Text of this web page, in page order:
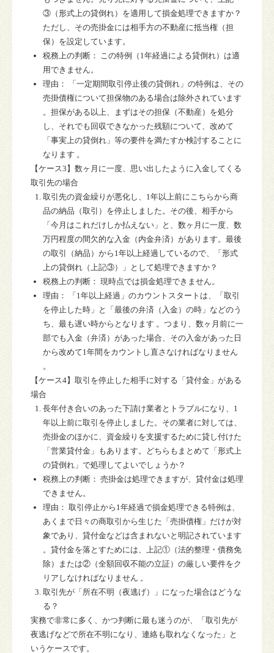
③（形式上の貸倒れ）を適用して損金処理できますか？
ただし、その売掛金には相手方の不動産に抵当権（担
保）を設定しています。
税務上の判断： この特例（ 1年経過による貸倒れ）は適
用できません。
理由：
「一定期間取引停止後の貸倒れ」の特例は、 その
売掛債権について担保物のある場合は除外されています
。担保がある以上、まずはその担保（不動産）を処分
し、それでも回収できなかった残額について、改めて
「事実上の貸倒れ」等の要件を満たすか検討することに
なります 。
【ケース3 】数ヶ月に一度、思い出したように入金してくる
取引先の場合
取引先の資金繰りが悪化し、1年以上前にこちらから商
品の納品（取引）を停止しました。その後、相手から
「今月はこれだけしか払えない」と、数ヶ月に一度、数
万円程度の間欠的な入金（内金弁済）があります。最後
の取引（納品）から1年以上経過しているので、「形式
上の貸倒れ（上記③）」として処理できますか？
税務上の判断： 現時点では損金処理できません。
理由：
「1年以上経過」のカウントスタートは、「取引
を停止した時」と「最後の弁済（入金）の時」などのう
ち、最も遅い時からとなります 。つまり、数ヶ月前に一
部でも入金（弁済）があった場合、その入金があった日
から改めて1年間をカウントし直さなければなりません
。
【ケース4】取引を停止した相手に対する「貸付金」がある
場合
長年付き合いのあった下請け業者とトラブルになり、1
年以上前に取引を停止しました。その業者に対しては、
売掛金のほかに、資金繰りを支援するために貸し付けた
「営業貸付金」もあります。どちらもまとめて「形式上
の貸倒れ」で処理してよいでしょうか？
税務上の判断： 売掛金は処理できますが、貸付金は処理
できません。
理由： 取引停止から1年経過で損金処理できる特例は、
あくまで日々の商取引から生じた「売掛債権」だけが対
象であり、貸付金などは含まれないと明記されています
。貸付金を落とすためには、上記①（法的整理・債務免
除）または②（全額回収不能の立証）の厳しい要件をク
リアしなければなりません 。
取引先が「所在不明（夜逃げ）」になった場合はどうな
る？
実務で非常に多く、かつ判断に最も迷うのが、「取引先が
夜逃げなどで所在不明になり、連絡も取れなくなった」と
いうケースです。